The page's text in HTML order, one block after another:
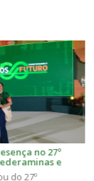
no 27º
e
com o
do 27º